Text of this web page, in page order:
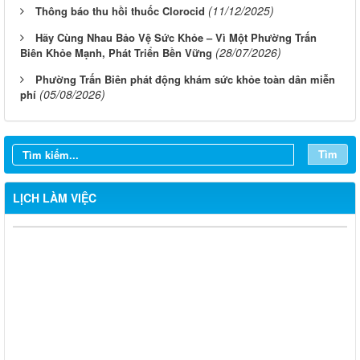
Thông báo thu hồi thuốc Clorocid (11/12/2025)
Hãy Cùng Nhau Bảo Vệ Sức Khỏe – Vì Một Phường Trấn
Biên Khỏe Mạnh, Phát Triển Bền Vững (28/07/2026)
Phường Trấn Biên phát động khám sức khỏe toàn dân miễn
phí (05/08/2026)
Tìm
LỊCH LÀM VIỆC
Lịch làm việc của UBND phường Trấn Biên - Tuần 32 (Từ ngày